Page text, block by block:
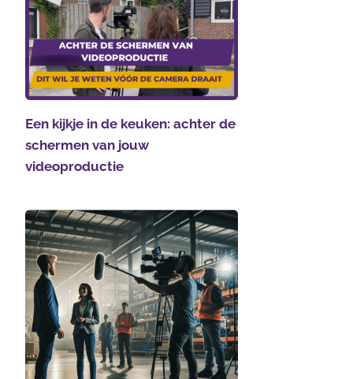
Een kijkje in de keuken: achter de
schermen van jouw
videoproductie